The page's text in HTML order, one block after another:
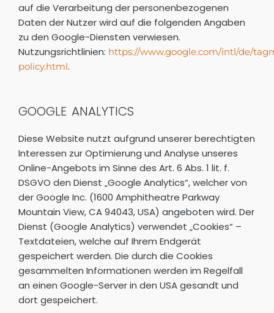
auf die Verarbeitung der personenbezogenen
Daten der Nutzer wird auf die folgenden Angaben
zu den Google-Diensten verwiesen.
Nutzungsrichtlinien: https://www.google.com/intl/de/
policy.html.
GOOGLE ANALYTICS
Diese Website nutzt aufgrund unserer berechtigten
Interessen zur Optimierung und Analyse unseres
Online-Angebots im Sinne des Art. 6 Abs. 1 lit. f.
DSGVO den Dienst „Google Analytics“, welcher von
der Google Inc. (1600 Amphitheatre Parkway
Mountain View, CA 94043, USA) angeboten wird. Der
Dienst (Google Analytics) verwendet „Cookies“ –
Textdateien, welche auf Ihrem Endgerät
gespeichert werden. Die durch die Cookies
gesammelten Informationen werden im Regelfall
an einen Google-Server in den USA gesandt und
dort gespeichert.